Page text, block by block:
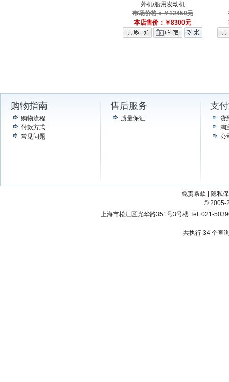
外机/船用发动机
市场价格：￥12450元
本店售价：￥8300元
购物指南
购物流程
付款方式
常见问题
售后服务
质量保证
支
货
淘
公
免责条款
隐私
© 2005-
上海市松江区光华路351号3号楼 Tel: 021-
共执行 34 个查